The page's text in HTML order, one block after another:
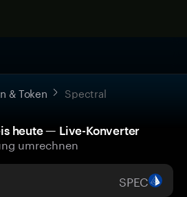
& Token Spectral
heute — Live-Konverter
umrechnen
SPEC